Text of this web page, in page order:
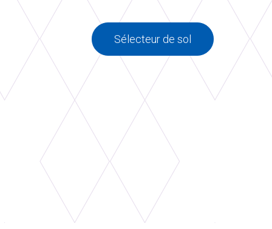
Sélecteur de sol